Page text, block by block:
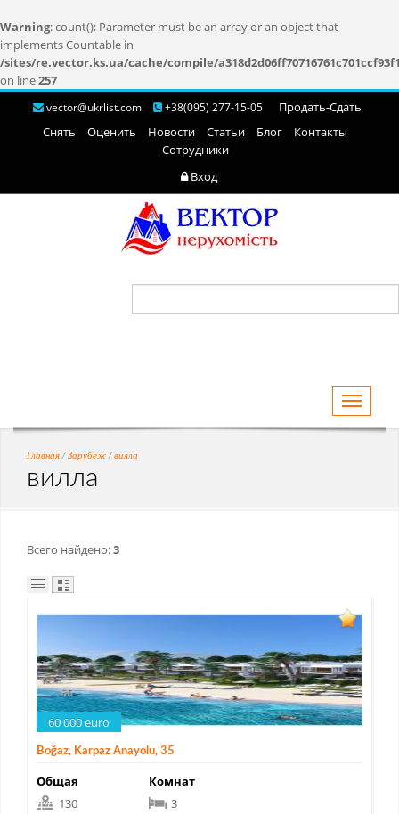
Warning: count(): Parameter must be an array or an object that
implements Countable in
/sites/re.vector.ks.ua/cache/compile/
on line257
vector@ukrlist.com +38(095) 277-15-05
Продать-Cдать
Снять
Оценить Новости Статьи Блог
Контакты
Сотрудники
Вход
Toggle
Главная /Зарубеж /вилла
вилла
Всего найдено:3
60 000 euro
Boğaz, Karpaz Anayolu, 35
Общая
130
Комнат
3